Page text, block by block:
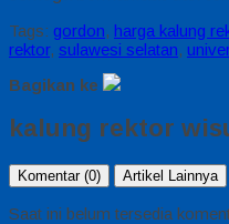
Tags: gordon, harga kalung
rektor, sulawesi selatan,
Bagikan ke
kalung rektor
Komentar (0) Artikel Lainnya
Saat ini belum tersedia